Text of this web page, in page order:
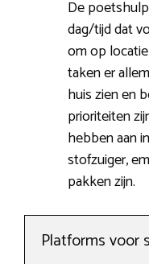
De
dag/tijd dat
om op
taken er
huis zien en
prioriteiten
hebben aan
stofzuiger,
pakken zijn.
Platforms voor